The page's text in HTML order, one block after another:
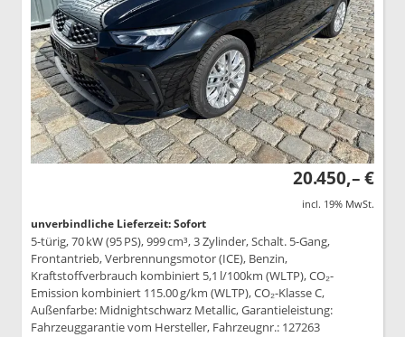
20.450,– €
incl. 19% MwSt.
unverbindliche Lieferzeit: Sofort
5-türig, 70 kW (95 PS), 999 cm³, 3 Zylinder, Schalt. 5-Gang,
Frontantrieb, Verbrennungsmotor (ICE), Benzin,
Kraftstoffverbrauch kombiniert 5,1 l/100km (WLTP), CO₂-
Emission kombiniert 115.00 g/km (WLTP), CO₂-Klasse C,
Außenfarbe: Midnightschwarz Metallic, Garantieleistung:
Fahrzeuggarantie vom Hersteller, Fahrzeugnr.: 127263